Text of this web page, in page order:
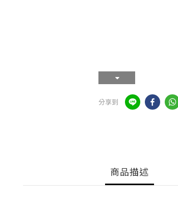
分享到
商品描述